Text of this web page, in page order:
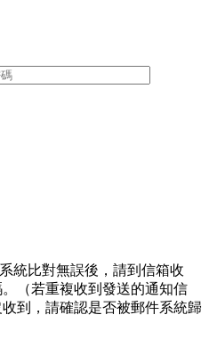
統比對無誤後，請到信箱收
（若重複收到發送的通知信
到，請確認是否被郵件系統歸